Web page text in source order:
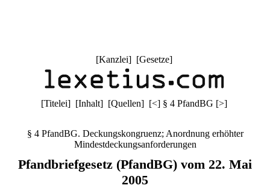
[Kanzlei] [Gesetze]
[Titelei] [Inhalt] [Quellen] [<] § 4 PfandBG [>]
§ 4 PfandBG. Deckungskongruenz; Anordnung erhöhter
Mindestdeckungsanforderungen
Pfandbriefgesetz (PfandBG) vom 22. Mai
2005